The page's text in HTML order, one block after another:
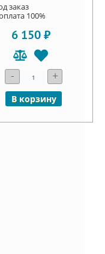
заказ
100%
6 150 ₽
- +
В корзину